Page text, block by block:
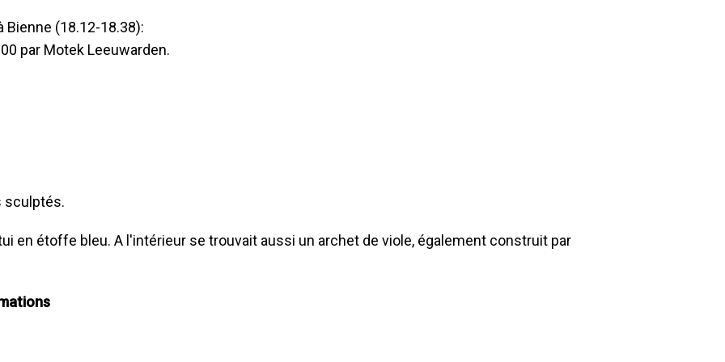
Bienne (18.12-18.38):
par Motek Leeuwarden.
sculptés.
en étoffe bleu. A l'intérieur se trouvait aussi un archet de viole, également construit par